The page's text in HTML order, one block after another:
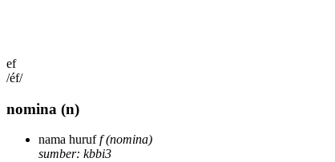
ef
/éf/
nomina (n)
nama huruff (nomina)
sumber: kbbi3